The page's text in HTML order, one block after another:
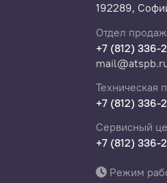
192289,
Отдел продаж
+7 (812) 336-
Техническая
+7 (812) 336-
Сервисный
+7 (812) 336-
Режим